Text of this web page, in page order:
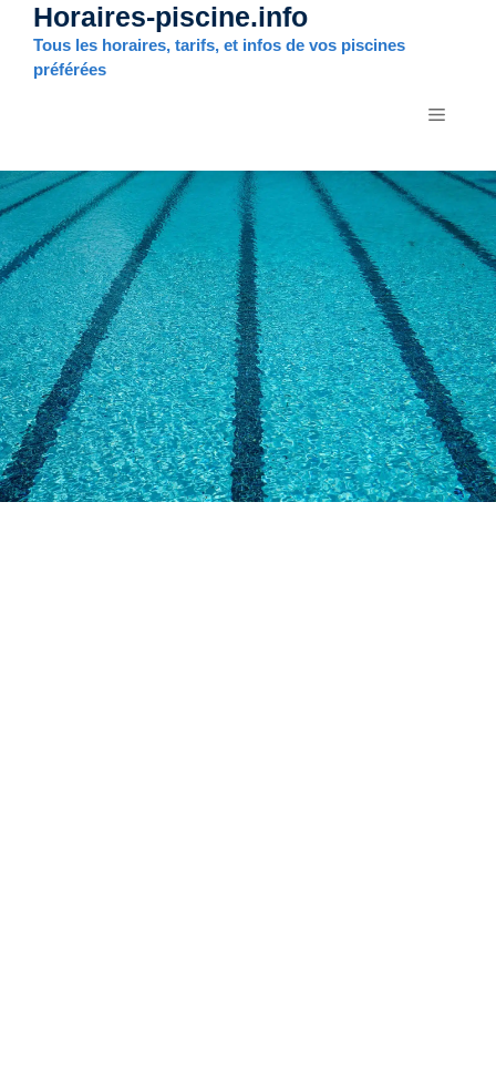
Aller
contenu
Horaires-piscine.info
Tous les horaires, tarifs, et infos de vos piscines
préférées
MENU